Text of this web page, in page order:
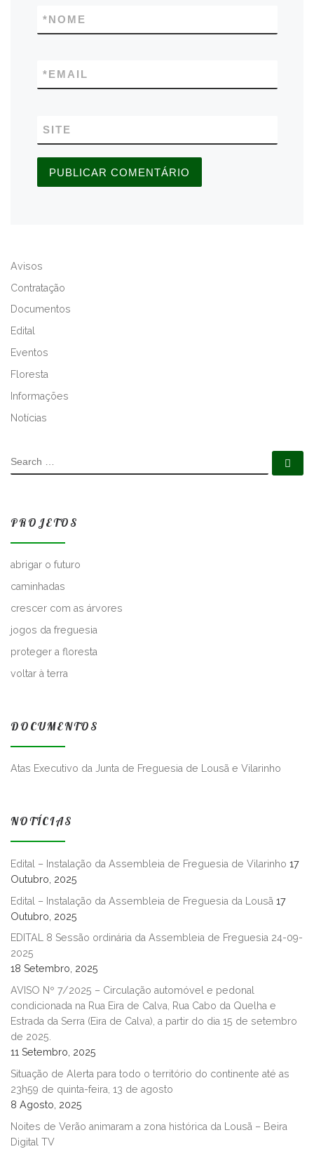
NOME
*
EMAIL
*
SITE
E
T
E
:
Avisos
Contratação
Documentos
Edital
Eventos
Floresta
Informações
Notícias
SEARCH
PROJETOS
abrigar o futuro
caminhadas
crescer com as árvores
jogos da freguesia
proteger a floresta
voltar à terra
DOCUMENTOS
Atas Executivo da Junta de Freguesia de Lousã e Vilarinho
NOTÍCIAS
Edital – Instalação da Assembleia de Freguesia de Vilarinho 17
Outubro, 2025
Edital – Instalação da Assembleia de Freguesia da Lousã 17
Outubro, 2025
EDITAL 8 Sessão ordinária da Assembleia de Freguesia 24-09-
2025
18 Setembro, 2025
AVISO Nº 7/2025 – Circulação automóvel e pedonal
condicionada na Rua Eira de Calva, Rua Cabo da Quelha e
Estrada da Serra (Eira de Calva), a partir do dia 15 de setembro
de 2025.
11 Setembro, 2025
Situação de Alerta para todo o território do continente até as
23h59 de quinta-feira, 13 de agosto
8 Agosto, 2025
Noites de Verão animaram a zona histórica da Lousã – Beira
Digital TV